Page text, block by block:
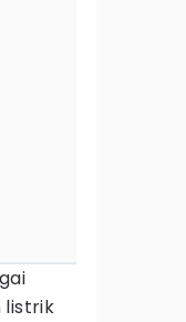
listrik